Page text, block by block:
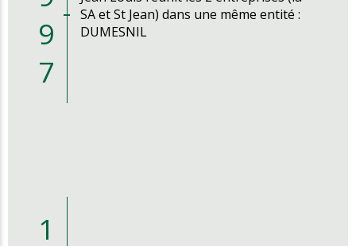
9
7
SA et St Jean) dans une même entité :
DUMESNIL
1